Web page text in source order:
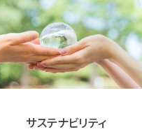
サステナビリティ